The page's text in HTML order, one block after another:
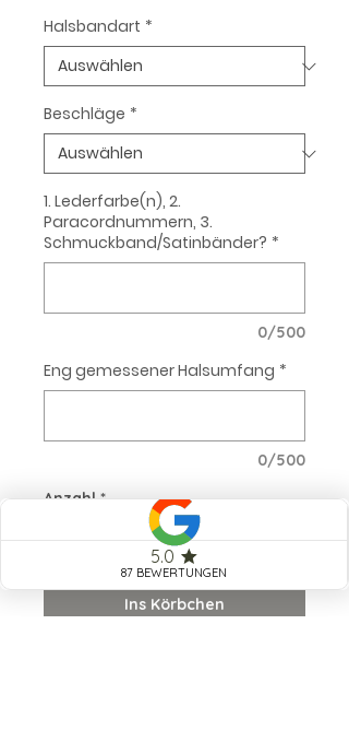
Halsbandart *
Beschläge *
1. Lederfarbe(n), 2.
Paracordnummern, 3.
Schmuckband/Satinbänder? *
0/500
Eng gemessener Halsumfang *
0/500
Anzahl *
Ins Körbchen